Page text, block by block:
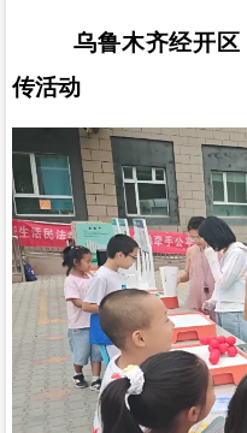
乌鲁木齐经开区（
传活动